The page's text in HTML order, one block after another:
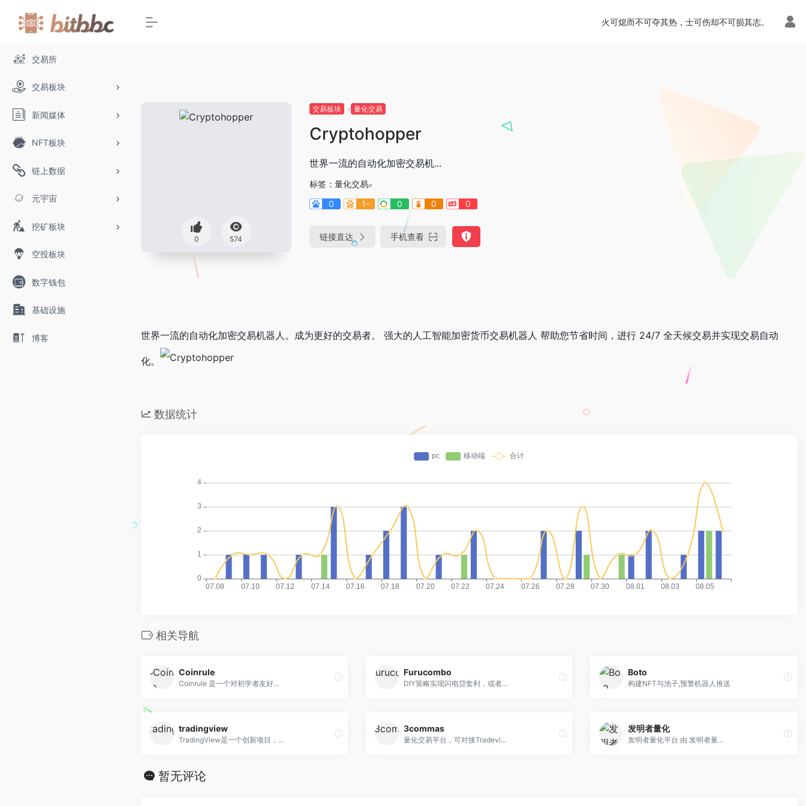
交易所
交易板块
新闻媒体
NFT板块
链上数据
元宇宙
挖矿板块
空投板块
数字钱包
基础设施
博客
火可熄而不可夺其热，士可伤却不可损其志。
0 574
交易板块 量化交易
Cryptohopper
世界一流的自动化加密交易机...
标签： 量化交易
0
1- 0 0 0
链接直达 手机查看
世界一流的自动化加密交易机器人。成为更好的交易者。 强大的人工智能加密货币交易机器人 帮助您节省时间，进行 24/7 全天候交易并实现交易自动
化。
数据统计
相关导航
Coinrule
Coinrule 是一个对初学者友好...
Furucombo
DIY策略实现闪电贷套利，或者...
Boto
构建NFT与池子,预警机器人推送
tradingview
TradingView是一个创新项目，...
3commas
量化交易平台，可对接Tradevi...
发明者量化
发明者量化平台 由 发明者量...
暂无评论